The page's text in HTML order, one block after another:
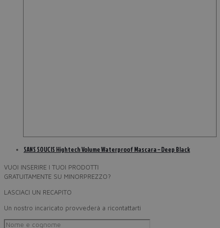
SANS SOUCIS Hightech Volume Waterproof Mascara – Deep Black
VUOI INSERIRE I TUOI PRODOTTI
GRATUITAMENTE SU MINORPREZZO?
LASCIACI UN RECAPITO
Un nostro incaricato provvederà a ricontattarti